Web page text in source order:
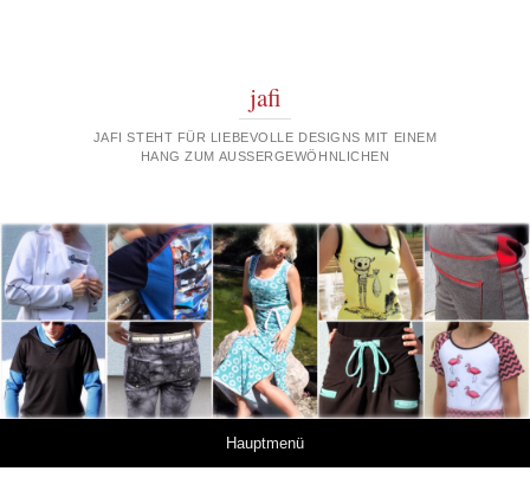
jafi
JAFI STEHT FÜR LIEBEVOLLE DESIGNS MIT EINEM
HANG ZUM AUSSERGEWÖHNLICHEN
Hauptmenü